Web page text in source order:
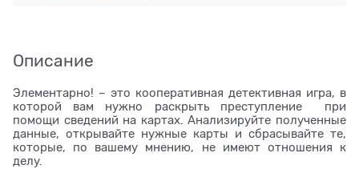
Описание
Элементарно! – это кооперативная детективная игра, в
которой вам нужно раскрыть преступление при
помощи сведений на картах. Анализируйте полученные
данные, открывайте нужные карты и сбрасывайте те,
которые, по вашему мнению, не имеют отношения к
делу.